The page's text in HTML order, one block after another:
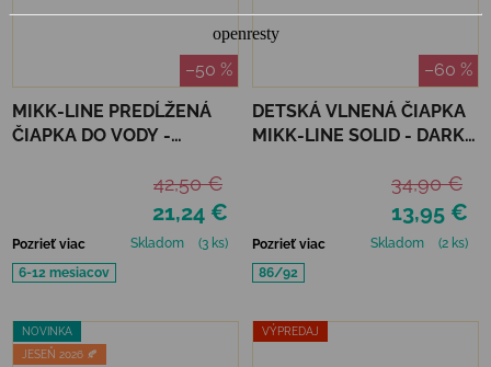
–50 %
MIKK-LINE PREDĹŽENÁ
ČIAPKA DO VODY -
21,24 €
42,50 €
Pozrieť viac Skladom
(3 ks)
6-12 mesiacov
–60 %
DETSKÁ VLNENÁ ČIAPKA
MIKK-LINE SOLID - DARK
13,95 €
34,90 €
Pozrieť viac Skladom
(2 ks)
86/92
NOVINKA
JESEŇ 2026 🍂
VÝPREDAJ